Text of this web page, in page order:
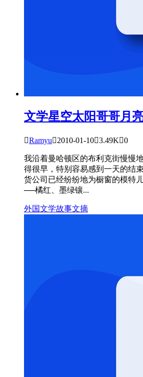
文学星空太阳哥哥月
Ramyu2010-01-103.49K0
我沿着曼哈顿区的布利克街慢慢
得很早，特别容易感到一天的结
货公司已经纷纷地为橱窗的模特
──橘红、墨绿镶...
外国文学故事文摘